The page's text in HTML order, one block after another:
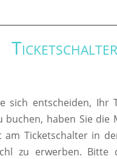
Ticketschalter
sich entscheiden, Ihr
buchen, haben Sie die
am Ticketschalter in
zu erwerben. Bitte